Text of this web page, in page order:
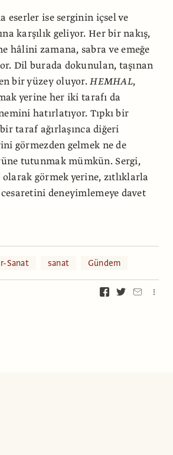
eserler ise serginin içsel ve
karşılık geliyor. Her bir nakış,
hâlini zamana, sabra ve emeğe
Dil burada dokunulan, taşınan
bir yüzey oluyor.HEMHAL,
yerine her iki tarafı da
hatırlatıyor. Tıpkı bir
taraf ağırlaşınca diğeri
görmezden gelmek ne de
tutunmak mümkün. Sergi,
görmek yerine, zıtlıklarla
deneyimlemeye davet
Sanat sanat Gündem